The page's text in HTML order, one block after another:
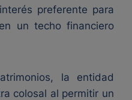
preferente para
un techo financiero
la entidad
colosal al permitir un